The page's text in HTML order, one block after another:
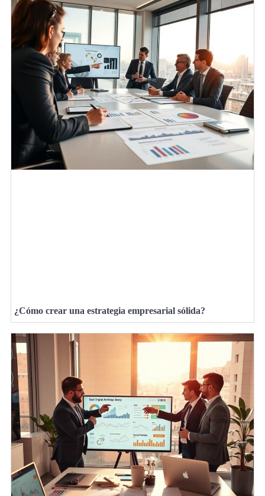
¿Cómo crear una estrategia empresarial sólida?